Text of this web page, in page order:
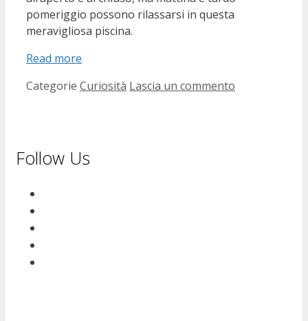
pomeriggio possono rilassarsi in questa
meravigliosa piscina.
Read more
Categorie Curiosità Lascia un commento
Follow Us